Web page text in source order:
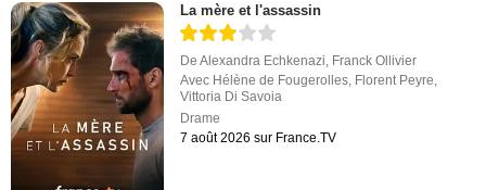
La mère et l'assassin
DeAlexandra Echkenazi Franck Ollivier
Avec Hélène de Fougerolles Florent Peyre
Vittoria Di Savoia
Drame
7 août 2026 sur France.TV